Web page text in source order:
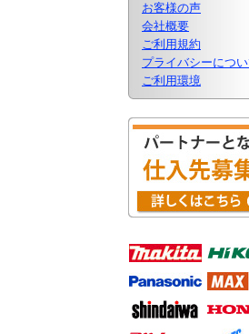
お客様の声
会社概要
ご利用規約
プライバシーにつ
ご利用環境